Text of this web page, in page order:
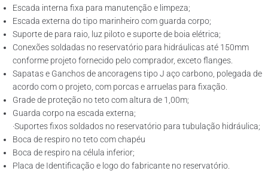
Escada interna fixa para manutenção e limpeza;
Escada externa do tipo marinheiro com guarda corpo;
Suporte de para raio, luz piloto e suporte de boia elétrica;
Conexões soldadas no reservatório para hidráulicas até 150mm
conforme projeto fornecido pelo comprador, exceto flanges.
Sapatas e Ganchos de ancoragens tipo J aço carbono, polegada de
acordo com o projeto, com porcas e arruelas para fixação.
Grade de proteção no teto com altura de 1,00m;
Guarda corpo na escada externa;
·Suportes fixos soldados no reservatório para tubulação hidráulica;
Boca de respiro no teto com chapéu
Boca de respiro na célula inferior;
Placa de Identificação e logo do fabricante no reservatório.